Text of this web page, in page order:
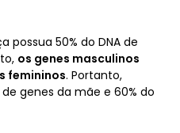
50% do DNA de
os genes masculinos
femininos. Portanto,
genes da mãe e 60% do